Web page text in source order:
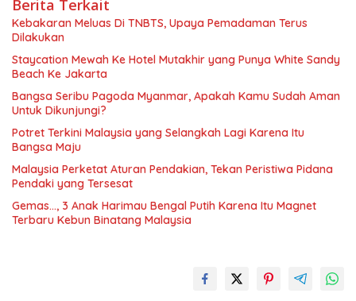
Berita Terkait
Kebakaran Meluas Di TNBTS, Upaya Pemadaman Terus
Dilakukan
Staycation Mewah Ke Hotel Mutakhir yang Punya White Sandy
Beach Ke Jakarta
Bangsa Seribu Pagoda Myanmar, Apakah Kamu Sudah Aman
Untuk Dikunjungi?
Potret Terkini Malaysia yang Selangkah Lagi Karena Itu
Bangsa Maju
Malaysia Perketat Aturan Pendakian, Tekan Peristiwa Pidana
Pendaki yang Tersesat
Gemas…, 3 Anak Harimau Bengal Putih Karena Itu Magnet
Terbaru Kebun Binatang Malaysia